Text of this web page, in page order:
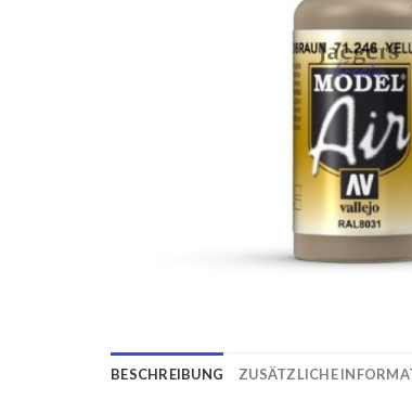
BESCHREIBUNG ZUSÄTZLICHE